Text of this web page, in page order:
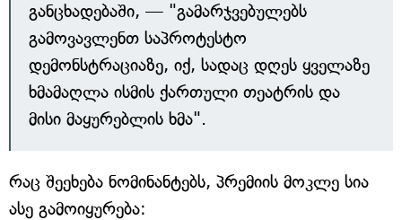
განცხადებაში, — "გამარჯვებულებს
გამოვავლენთ საპროტესტო
დემონსტრაციაზე, იქ, სადაც დღეს ყველაზე
ხმამაღლა ისმის ქართული თეატრის და
მისი მაყურებლის ხმა".
რაც შეეხება ნომინანტებს, პრემიის მოკლე სია
ასე გამოიყურება: